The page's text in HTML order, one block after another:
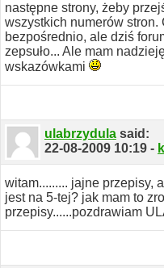
następne strony, żeby
wszystkich numerów stron.
bezpośrednio, ale dziś
zepsuło... Ale mam
wskazówkami
ulabrzydula said:
22-08-2009 10:19 -
witam......... jajne przepisy,
jest na 5-tej? jak mam to
przepisy......pozdrawiam